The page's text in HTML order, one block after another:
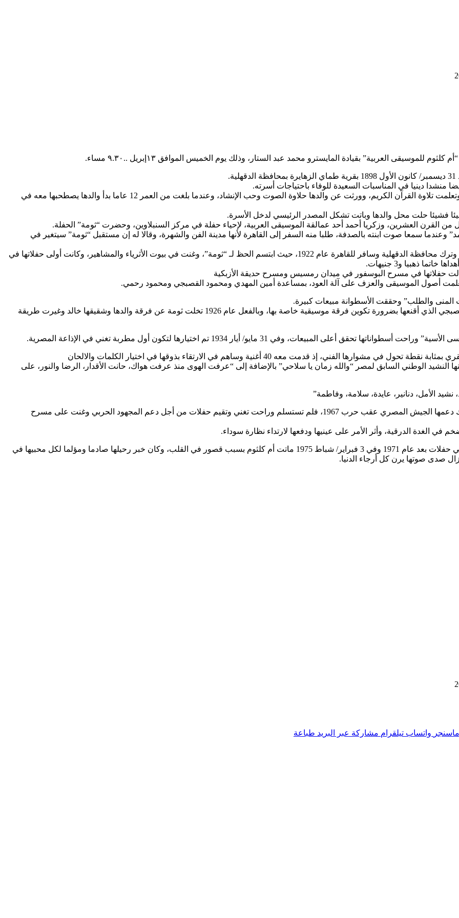
العربية” بقيادة المايسترو محمد عبد الستار، وذلك يوم الخميس الموافق ١٣إبريل ..٩.٣٠ مساء.
دينيا في المناسبات السعيدة للوفاء باحتياجات أسرته.
ورغم ضيق الحال حرص الأب على تعليم ابنته، فألحقها بكتاب القرية، وتعلمت تلاوة القرآن الكريم، وورثت عن والدها حلاوة الصوت وحب الإنشاد، وعندما بلغت من العمر 12 عاما بدأ والدها يصطحبها معه في
فشيئا حلت محل والدها وباتت تشكل المصدر الرئيسي لدخل الأسرة.
وعندما سمعا صوت ابنته بالصدفة، طلبا منه السفر إلى القاهرة لأنها مدينة الفن والشهرة، وقالا له إن مستقبل “ثومة” سيتغير في
تردد الأب كثيرا في القيام بهذه الخطوة، وبعد تفكير طويل اقتنع بالأمر، وترك محافظة الدقهلية وسافر للقاهرة عام 1922، حيث ابتسم الحظ لـ “ثومة”، وغنت في بيوت الأثرياء والمشاهير، وكانت أولى حفلاتها في
ذهبيا و3 جنيهات.
حفلاتها في مسرح البوسفور في ميدان رمسيس ومسرح حديقة الأزبكية
تعلمت أصول الموسيقى والعزف على آلة العود، بمساعدة أمين المهدي ومحمود القصبجي ومحمود رحمي.
تعرفت أم كلثوم على الشاعر الكبير أحمد رامي والموسيقار محمد القصبجي الذي أقنعها بضرورة تكوين فرقة موسيقية خاصة بها، وبالفعل عام 1926 تخلت ثومة عن فرقة والدها وشقيقها خالد وغيرت طريقة
إذ قدمت معه 40 أغنية وساهم في الارتقاء بذوقها في اختيار الكلمات والالحان
الوطني السابق لمصر “والله زمان يا سلاحي” بالإضافة إلى “عرفت الهوى منذ عرفت هواك، حانت الأقدار، الرضا والنور، على
وعرف عن أم كلثوم وطنيتها وعشقها لتراب مصر وأكبر دليل على ذلك دعمها الجيش المصري عقب حرب 1967، فلم تستسلم وراحت تغني وتقيم حفلات من أجل دعم المجهود الحربي وغنت على مسرح
وفي عام 1970 أصيبت بالتهاب في الكلى ومنعها المرض من الظهور في حفلات بعد عام 1971 وفي 3 فبراير/ شباط 1975 ماتت أم كلثوم بسبب قصور في القلب، وكان خبر رحيلها صادما ومؤلما لكل محبيها في
صدى صوتها يرن كل أرجاء الدنيا.
ماسنجر واتساب تيلقرام مشاركة عبر البريد طباعة